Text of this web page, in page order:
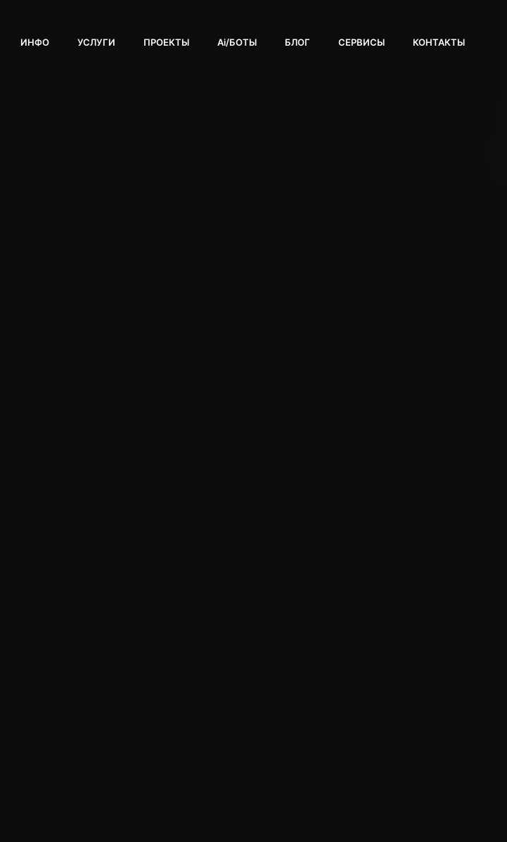
ИНФО УСЛУГИ ПРОЕКТЫ Ai/БОТЫ БЛОГ СЕРВИСЫ КОНТАКТЫ